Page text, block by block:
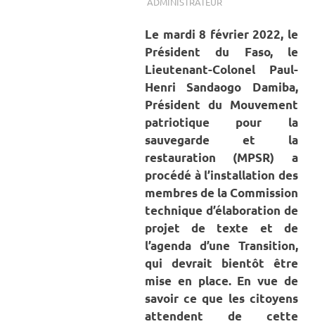
Le mardi 8 février 2022, le
Président du Faso, le
Lieutenant-Colonel Paul-
Henri Sandaogo Damiba,
Président du Mouvement
patriotique pour la
sauvegarde et la
restauration (MPSR) a
procédé à l’installation des
membres de la Commission
technique d’élaboration de
projet de texte et de
l’agenda d’une Transition,
qui devrait bientôt être
mise en place. En vue de
savoir ce que les citoyens
attendent de cette